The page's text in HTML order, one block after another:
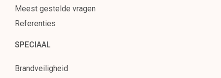
Meest gestelde vragen
Referenties
SPECIAAL
Brandveiligheid